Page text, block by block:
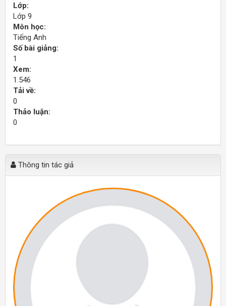
Lớp:
Lớp 9
Môn học:
Tiếng Anh
Số bài giảng:
1
Xem:
1.546
Tải về:
0
Thảo luận:
0
Thông tin tác giả